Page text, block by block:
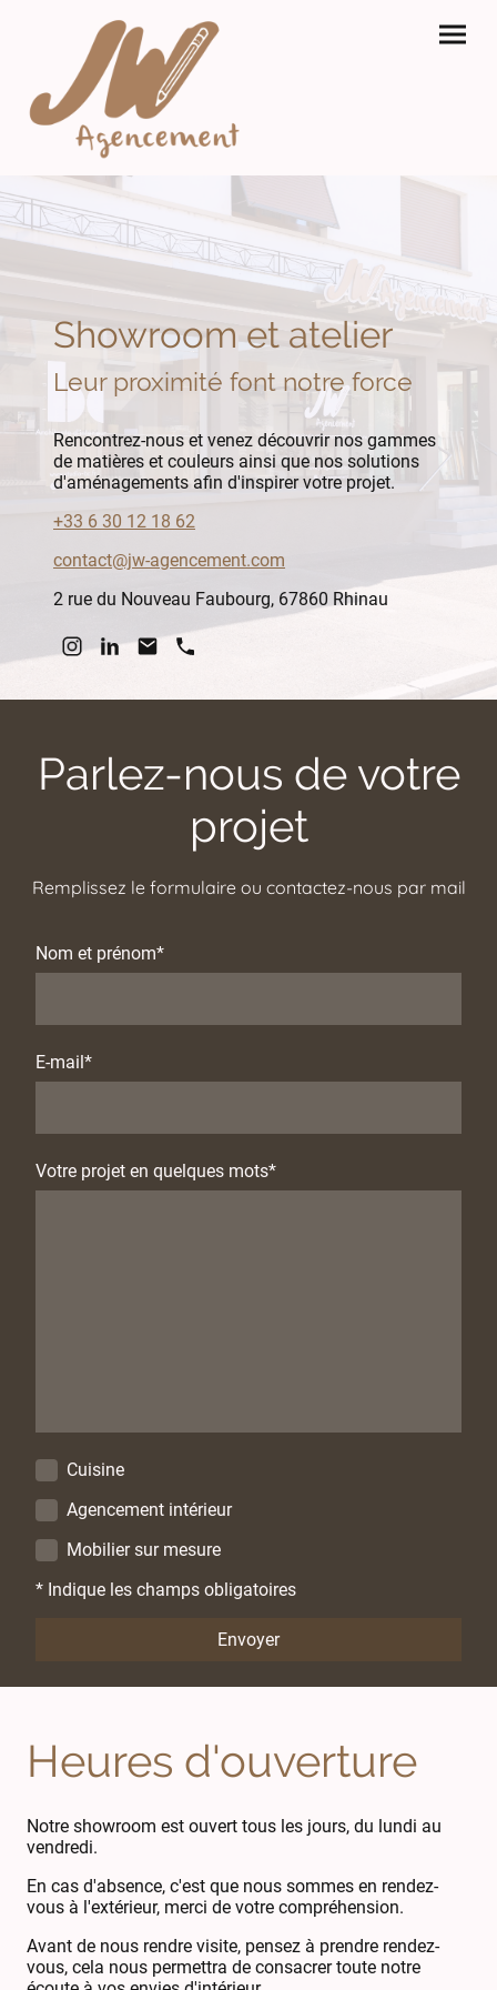
Showroom et atelier
Leur proximité font notre force
Rencontrez-nous et venez découvrir nos gammes
de matières et couleurs ainsi que nos solutions
d'aménagements afin d'inspirer votre projet.
+33 6 30 12 18 62
contact@jw-agencement.com
2 rue du Nouveau Faubourg, 67860 Rhinau
Parlez-nous de votre
projet
Remplissez le formulaire ou contactez-nous par mail
Nom et prénom*
E-mail*
Votre projet en quelques mots*
Cuisine
Agencement intérieur
Mobilier sur mesure
* Indique les champs obligatoires
Envoyer
Heures d'ouverture
Notre showroom est ouvert tous les jours, du lundi au
vendredi.
En cas d'absence, c'est que nous sommes en rendez-
vous à l'extérieur, merci de votre compréhension.
Avant de nous rendre visite, pensez à prendre rendez-
vous, cela nous permettra de consacrer toute notre